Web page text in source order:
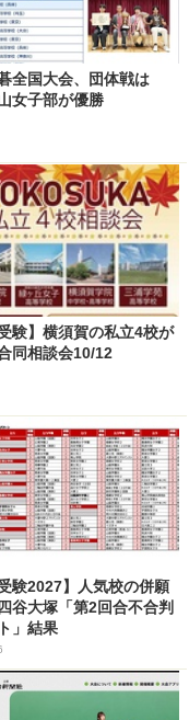
全国大会、団体戦は
女子部が優勝
験】横須賀の私立4校が
同相談会10/12
受験2027】人気校の併願
谷大塚「第2回合不合判
」結果